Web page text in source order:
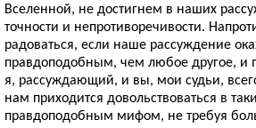
Вселенной, не достигнем в наших
точности и непротиворечивости.
радоваться, если наше рассуждение
правдоподобным, чем любое другое, и
я, рассуждающий, и вы, мои судьи,
нам приходится довольствоваться в
правдоподобным мифом, не требуя